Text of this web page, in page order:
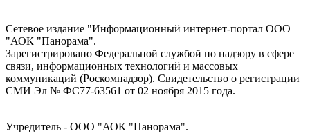
Сетевое издание "Информационный интернет-портал ООО
"АОК "Панорама".
Зарегистрировано Федеральной службой по надзору в сфере
связи, информационных технологий и массовых
коммуникаций (Роскомнадзор). Cвидетельство о регистрации
СМИ Эл № ФС77-63561 от 02 ноября 2015 года.
Учредитель - ООО "АОК "Панорама".